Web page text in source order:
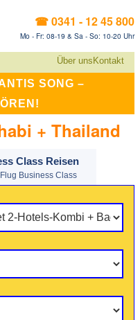
☎ 0341 - 12 45 800
Mo - Fr: 08-19 & Sa - So: 10-20 Uhr
Über uns Kontakt
SONG –
+ Thailand
Class Reisen
Business Class